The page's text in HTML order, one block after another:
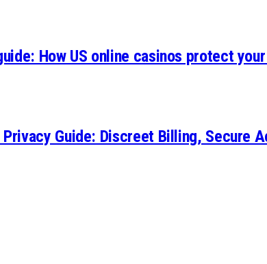
How US online casinos protect
Privacy Guide: Discreet Billing, Secure